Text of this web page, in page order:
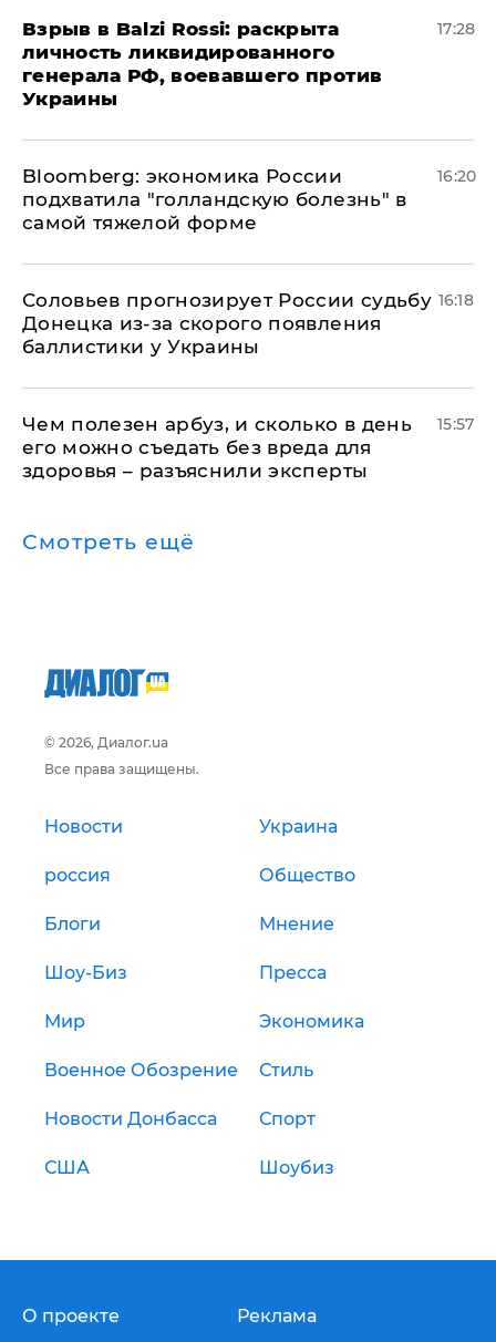
​Взрыв в Balzi Rossi: раскрыта
личность ликвидированного
генерала РФ, воевавшего против
Украины
17:28
Bloomberg: экономика России
подхватила "голландскую болезнь" в
самой тяжелой форме
16:20
Соловьев прогнозирует России судьбу
Донецка из-за скорого появления
баллистики у Украины
16:18
Чем полезен арбуз, и сколько в день
его можно съедать без вреда для
здоровья – разъяснили эксперты
15:57
Смотреть ещё
© 2026, Диалог.ua
Все права защищены.
Новости Украина
россия Общество
Блоги Мнение
Шоу-Биз Пресса
Мир Экономика
Военное Обозрение Стиль
Новости Донбасса Спорт
США Шоубиз
О проекте Реклама